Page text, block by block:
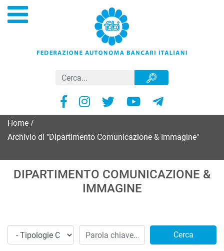
Home
Archivio di "Dipartimento Comunicazione & Immagine"
DIPARTIMENTO COMUNICAZIONE &
IMMAGINE
Cerca